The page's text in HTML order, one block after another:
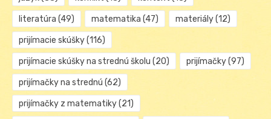
literatúra (49) matematika (47) materiály(12)
prijímacie skúšky(116)
prijímacie skúšky na strednú školu (20) prijímačky(97)
prijímačky na strednú (62)
prijímačky z matematiky(21)